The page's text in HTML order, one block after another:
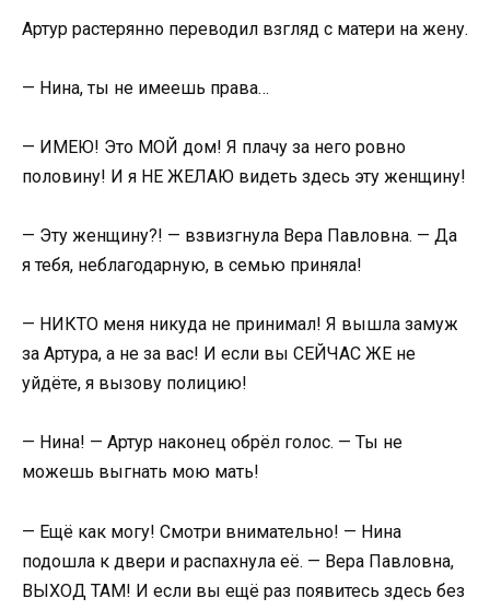
Артур растерянно переводил взгляд с матери на жену.
— Нина, ты не имеешь права…
— ИМЕЮ! Это МОЙ дом! Я плачу за него ровно
половину! И я НЕ ЖЕЛАЮ видеть здесь эту женщину!
— Эту женщину?! — взвизгнула Вера Павловна. — Да
я тебя, неблагодарную, в семью приняла!
— НИКТО меня никуда не принимал! Я вышла замуж
за Артура, а не за вас! И если вы СЕЙЧАС ЖЕ не
уйдёте, я вызову полицию!
— Нина! — Артур наконец обрёл голос. — Ты не
можешь выгнать мою мать!
— Ещё как могу! Смотри внимательно! — Нина
подошла к двери и распахнула её. — Вера Павловна,
ВЫХОД ТАМ! И если вы ещё раз появитесь здесь без